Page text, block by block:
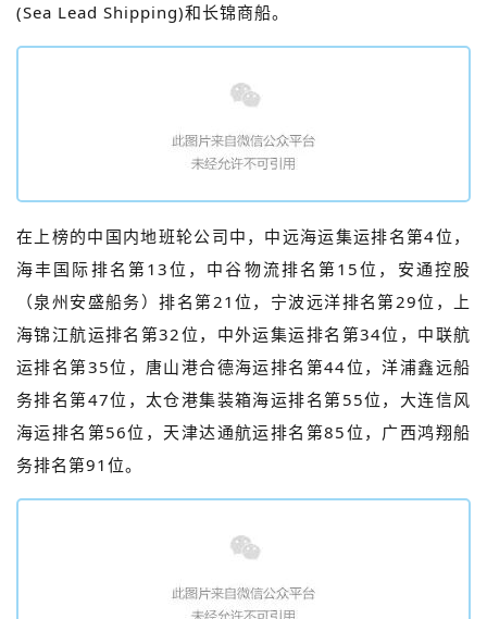
(Sea Lead Shipping)和长锦商船。
在上榜的中国内地班轮公司中，中远海运集运排名第4位，
海丰国际排名第13位，中谷物流排名第15位，安通控股
（泉州安盛船务）排名第21位，宁波远洋排名第29位，上
海锦江航运排名第32位，中外运集运排名第34位，中联航
运排名第35位，唐山港合德海运排名第44位，洋浦鑫远船
务排名第47位，太仓港集装箱海运排名第55位，大连信风
海运排名第56位，天津达通航运排名第85位，广西鸿翔船
务排名第91位。